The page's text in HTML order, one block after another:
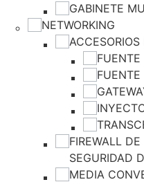
GABINETE
NETWORKING
FUENTE
FIREWALL
SEGURIDAD
MEDIA